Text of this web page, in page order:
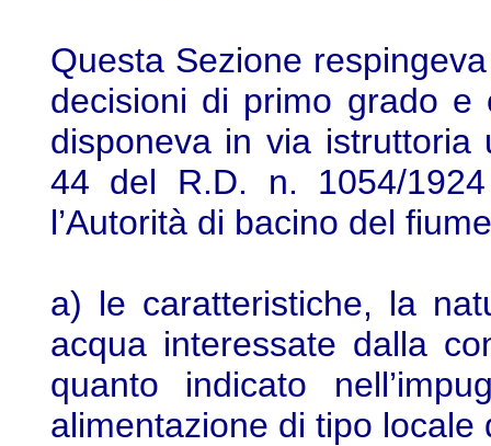
Questa Sezione
decisioni di primo grado
disponeva in via istruttoria
44 del R.D. n. 1054/
l’Autorità di bacino del
a) le caratteristiche, la
acqua interessate dalla
quanto indicato
alimentazione di tipo locale